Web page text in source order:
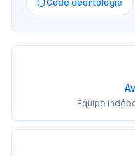
Code déontologie
Équipe